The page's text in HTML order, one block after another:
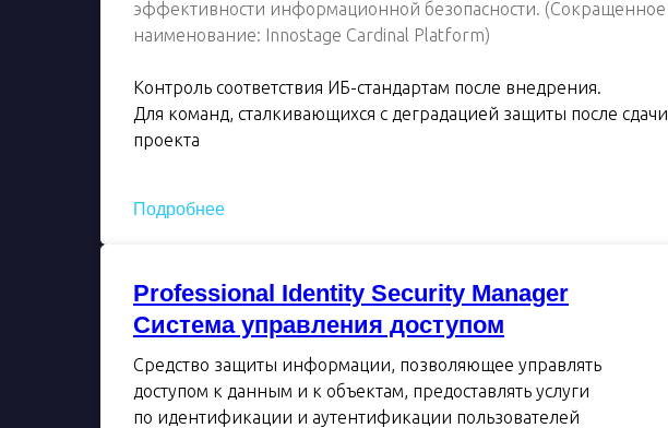
эффективности информационной безопасности. (Сокращенное
наименование: Innostage Cardinal Platform)
Контроль соответствия ИБ-стандартам после внедрения.
Для команд, сталкивающихся с деградацией защиты после сдачи
проекта
Подробнее
Professional Identity Security Manager
Система управления доступом
Средство защиты информации, позволяющее управлять
доступом к данным и к объектам, предоставлять услуги
по идентификации и аутентификации пользователей